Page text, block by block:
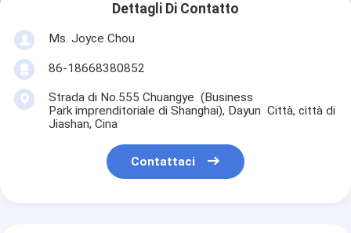
Dettagli Di Contatto
Ms. Joyce Chou
86-18668380852
Strada di No.555 Chuangye (Business
Park imprenditoriale di Shanghai), Dayun Città, città di
Jiashan, Cina
Contattaci